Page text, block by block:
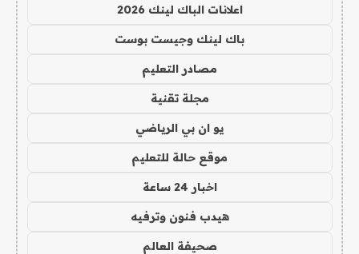
اعلانات الباك لينك 2026
باك لينك وجيست بوست
مصادر التعليم
مجلة تقنية
يو ان بي الرياضي
موقع حالة للتعليم
اخبار 24 ساعة
هيدب فنون وترفيه
صحيفة العالم